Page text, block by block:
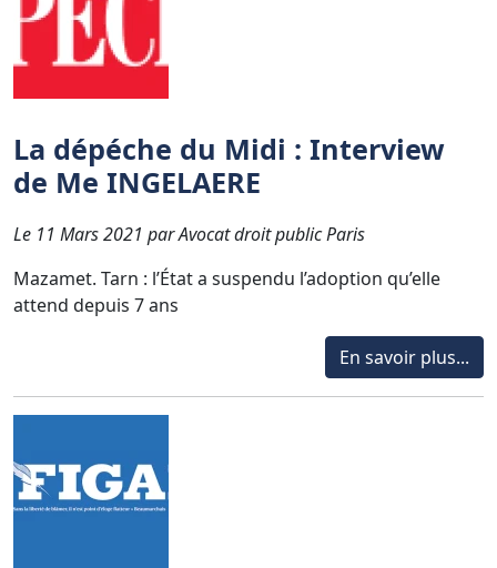
La dépéche du Midi : Interview
de Me INGELAERE
Le 11 Mars 2021 par Avocat droit public Paris
Mazamet. Tarn : l’État a suspendu l’adoption qu’elle
attend depuis 7 ans
En savoir plus...